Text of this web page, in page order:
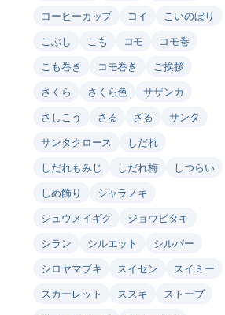
コーヒーカップ
コイ
こいのぼり
こぶし
こも コモ
コモ巻
こも巻き
コモ巻き
ご挨拶
さくら
さくら色
サザンカ
さしこう
さる ざる
サンタ
サンタクロース
しだれ
しだれもみじ
しだれ梅
しつらい
しめ飾り
シャラノキ
シュウメイギク
ジョウビタキ
シラン
シルエット
シルバー
シロヤマブキ
スイセン
スイミー
スカーレット
ススキ
ストーブ